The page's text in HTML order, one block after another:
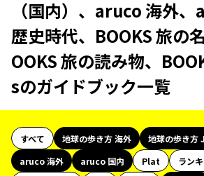
（国内）、aruco 海外、
歴史時代、BOOKS 旅の
OOKS 旅の読み物、
sのガイドブック一覧
すべて 地球の歩き方 海外
地球の歩き方
aruco 海外
aruco 国内 Plat
ラン